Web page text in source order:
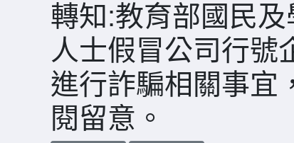
轉知:教育部國民
人士假冒公司行號
進行詐騙相關事宜
閱留意。